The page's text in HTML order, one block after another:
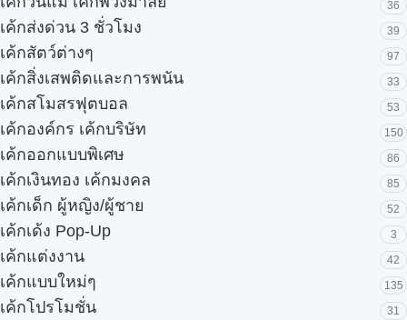
36
เค้กส่งด่วน 3 ชั่วโมง 39
เค้กสัตว์ต่างๆ 97
เค้กสิ่งเสพติดและการพนัน 33
เค้กสโมสรฟุตบอล 53
เค้กองค์กร เค้กบริษัท 150
เค้กออกแบบพิเศษ 86
เค้กเงินทอง เค้กมงคล 85
เค้กเด็ก ผู้หญิง/ผู้ชาย 52
เค้กเด้ง Pop-Up 3
เค้กแต่งงาน 42
เค้กแบบใหม่ๆ 135
เค้กโปรโมชั่น 31